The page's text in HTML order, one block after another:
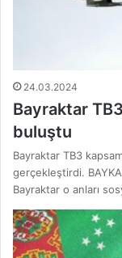
24.03.2024
Bayraktar
buluştu
Bayraktar TB3
gerçekleştirdi.
Bayraktar o anları